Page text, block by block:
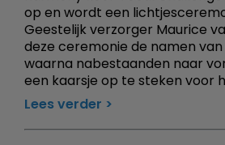
op en wordt een
Geestelijk verzorger Maurice
deze ceremonie de namen
waarna nabestaanden naar
een kaarsje op te steken voor
Lees verder